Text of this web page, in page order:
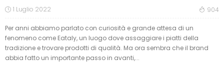
1 Luglio 2022 904
Per anni abbiamo parlato con curiosità e grande attesa di un
fenomeno come Eataly, un luogo dove assaggiare i piatti della
tradizione e trovare prodotti di qualità. Ma ora sembra che il brand
abbia fatto un importante passo in avanti,...